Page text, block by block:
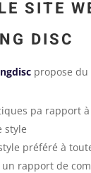
SITE
DISC
propose
pa rapport
style
préféré à
rapport de